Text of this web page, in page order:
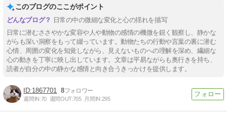
このブログのここがポイント
日常の中の微細な変化と心の揺れを描写
日常に潜むささやかな変容や人や動物の感情の機微を鋭く観察し、静かな
がらも深い洞察をもって綴っています。動物たちの行動や言葉の裏に潜む
心情、周囲の変化を知覚しながら、見えないものへの理解を深め、繊細な
心の動きを丁寧に映し出しています。文章は平易ながらも奥行きを持ち、
読者が自分の中の静かな感情と向き合うきっかけを提供します。
1867701 8
週間IN:70 週間OUT:705 月間IN:295